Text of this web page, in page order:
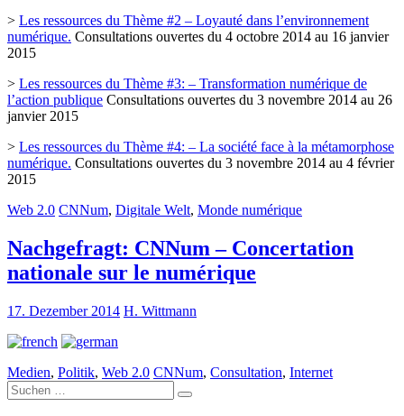
> Les ressources du Thème #2 – Loyauté dans l’environnement
numérique. Consultations ouvertes du 4 octobre 2014 au 16 janvier
2015
> Les ressources du Thème #3: – Transformation numérique de
l’action publique Consultations ouvertes du 3 novembre 2014 au 26
janvier 2015
> Les ressources du Thème #4: – La société face à la métamorphose
numérique. Consultations ouvertes du 3 novembre 2014 au 4 février
2015
Web 2.0 CNNum, Digitale Welt, Monde numérique
Nachgefragt: CNNum – Concertation
nationale sur le numérique
17. Dezember 2014 H. Wittmann
Medien, Politik, Web 2.0 CNNum, Consultation, Internet
Suche
nach: